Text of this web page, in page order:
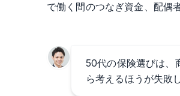
で働く間のつなぎ資金、配偶
50代の保険選びは、
ら考えるほうが失敗